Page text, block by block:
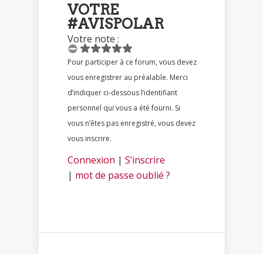
VOTRE
#AVISPOLAR
Votre note :
Pour participer à ce forum, vous devez
vous enregistrer au préalable. Merci
d’indiquer ci-dessous l’identifiant
personnel qui vous a été fourni. Si
vous n’êtes pas enregistré, vous devez
vous inscrire.
Connexion | S’inscrire
| mot de passe oublié ?